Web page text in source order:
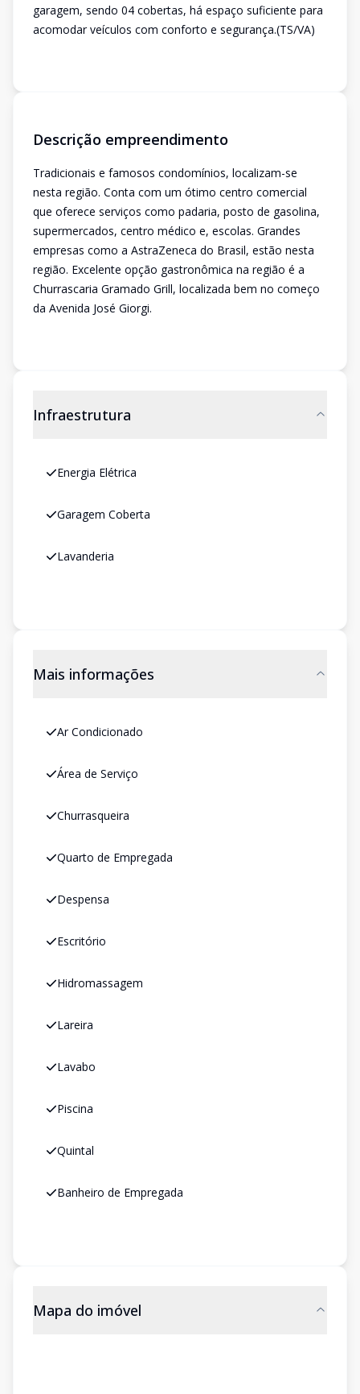
garagem, sendo 04 cobertas, há espaço suficiente para
acomodar veículos com conforto e segurança.(TS/VA)
Descrição empreendimento
Tradicionais e famosos condomínios, localizam-se
nesta região. Conta com um ótimo centro comercial
que oferece serviços como padaria, posto de gasolina,
supermercados, centro médico e, escolas. Grandes
empresas como a AstraZeneca do Brasil, estão nesta
região. Excelente opção gastronômica na região é a
Churrascaria Gramado Grill, localizada bem no começo
da Avenida José Giorgi.
Infraestrutura
Energia Elétrica
Garagem Coberta
Lavanderia
Mais informações
Ar Condicionado
Área de Serviço
Churrasqueira
Quarto de Empregada
Despensa
Escritório
Hidromassagem
Lareira
Lavabo
Piscina
Quintal
Banheiro de Empregada
Mapa do imóvel